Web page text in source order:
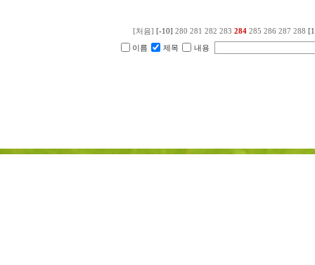
[처음] [-10] 280 281 282 283 284 285 286 287 288
이름
제목 내용